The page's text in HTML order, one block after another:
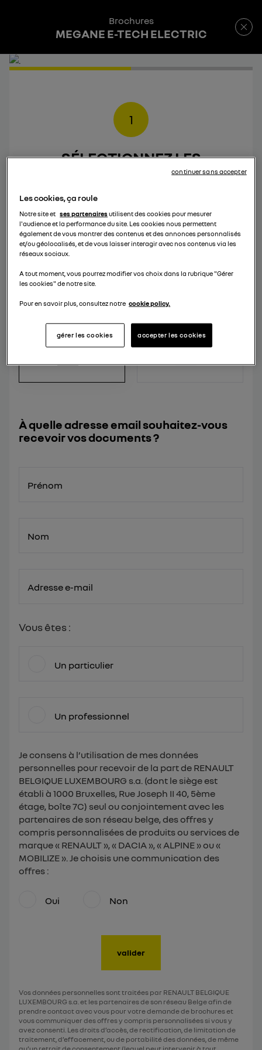
Brochures
MEGANE E-TECH ELECTRIC
1
SÉLECTIONNEZ LES
QUE VOUS
SOUHAITEZ TÉLÉCHARGER
BROCHURE MODÈLE
À quelle adresse email souhaitez-vous
recevoir vos documents ?
Prénom
Nom
Adresse e-mail
Vous êtes :
Un particulier
Un professionnel
Je consens à l’utilisation de mes données
personnelles pour recevoir de la part de RENAULT
BELGIQUE LUXEMBOURG s.a. (dont le siège est
établi à 1000 Bruxelles, Rue Joseph II 40, 5ème
étage, boîte 7C) seul ou conjointement avec les
partenaires de son réseau belge, des offres y
compris personnalisées de produits ou services de
marque « RENAULT », « DACIA », « ALPINE » ou «
MOBILIZE ». Je choisis une communication des
offres :
Oui Non
valider
Vos données personnelles sont traitées par RENAULT BELGIQUE
LUXEMBOURG s.a. et les partenaires de son réseau Belge afin de
prendre contact avec vous pour votre demande de brochures et
vous communiquer des offres y compris personnalisées si vous y
avez consenti. Les droits d’accès, de rectification, de limitation de
traitement, d’effacement, ou de portabilité des données, de même
Les cookies, ça roule
Notre site et ses partenairesutilisent des cookies pour mesurer
l'audience et la performance du site. Les cookies nous permettent
également de vous montrer des contenus et des annonces personnalisés
et/ou géolocalisés, et de vous laisser interagir avec nos contenus via les
réseaux sociaux.
A tout moment, vous pourrez modifier vos choix dans la rubrique "Gérer
les cookies" de notre site.
Pour en savoir plus, consultez notre cookie policy.
accepter les cookies
gérer les cookies
continuer sans accepter